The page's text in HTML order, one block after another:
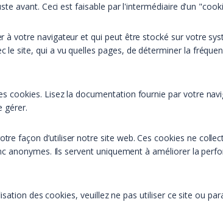
avant. Ceci est faisable par l'intermédiaire d'un
votre navigateur et qui peut être stocké sur votre
site, qui a vu quelles pages, de déterminer la
cookies. Lisez la documentation fournie par votre
gérer.
façon d’utiliser notre site web. Ces cookies ne
Ils servent uniquement à améliorer la
des cookies, veuillez ne pas utiliser ce site ou